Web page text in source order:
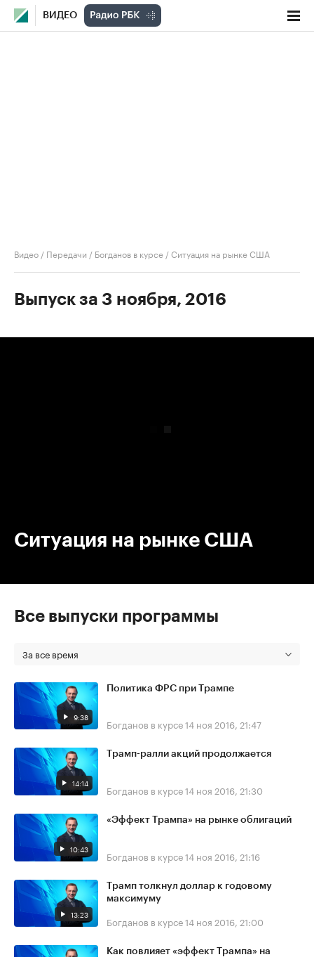
ВИДЕО
Видео / Передачи / Богданов в курсе /Ситуация на рынке США
Выпуск за 3 ноября, 2016
Ситуация на рынке США
Все выпуски программы
За все время
9:38
Политика ФРС при Трампе
Богданов в курсе14 ноя 2016, 21:47
14:14
Трамп-ралли акций продолжается
Богданов в курсе14 ноя 2016, 21:30
10:43
«Эффект Трампа» на рынке облигаций
Богданов в курсе14 ноя 2016, 21:16
13:23
Трамп толкнул доллар к годовому
максимуму
Богданов в курсе14 ноя 2016, 21:00
Как повлияет «эффект Трампа» на